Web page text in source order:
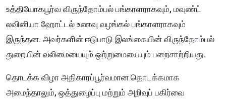
உத்தியோகபூர்வ விருந்தோம்பல் பங்காளராகவும், மவுண்ட்
லவினியா ஹோட்டல் உணவு வழங்கல் பங்காளராகவும்
இருந்தன. அவர்களின் ஈடுபாடு இலங்கையின் விருந்தோம்பல்
துறையின் வலிமையையும் ஒற்றுமையையும் பறைசாற்றியது.
தொடக்க விழா அதிகாரப்பூர்வமான தொடக்கமாக
அமைந்தாலும், ஒத்துழைப்பு மற்றும் அறிவுப் பகிர்வை